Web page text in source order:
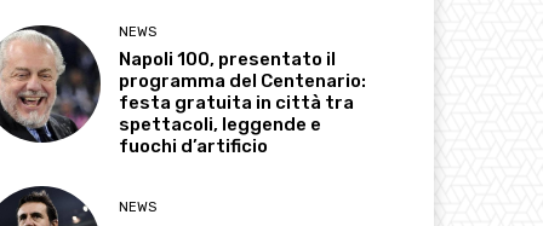
NEWS
Napoli 100, presentato il
programma del Centenario:
festa gratuita in città tra
spettacoli, leggende e
fuochi d’artificio
NEWS